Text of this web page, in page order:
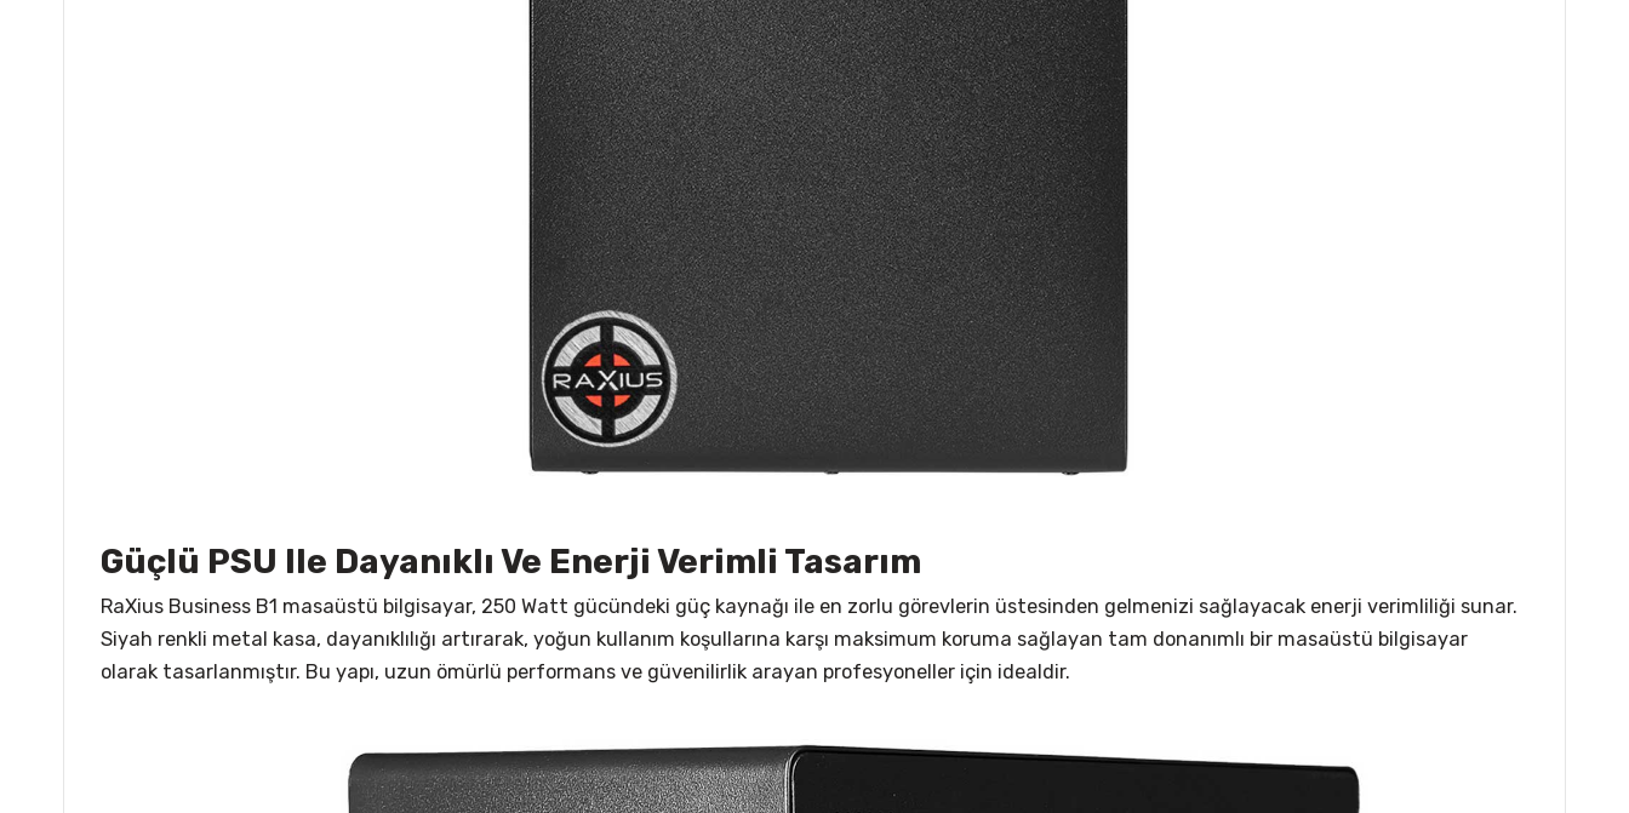
Güçlü PSU Ile Dayanıklı Ve Enerji Verimli Tasarım
RaXius Business B1 masaüstü bilgisayar, 250 Watt gücündeki güç kaynağı ile en zorlu görevlerin üstesinden gelmenizi sağlayacak enerji verimliliği sunar.
Siyah renkli metal kasa, dayanıklılığı artırarak, yoğun kullanım koşullarına karşı maksimum koruma sağlayan tam donanımlı bir masaüstü bilgisayar
olarak tasarlanmıştır. Bu yapı, uzun ömürlü performans ve güvenilirlik arayan profesyoneller için idealdir.